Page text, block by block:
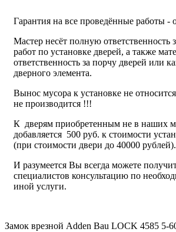
Гарантия на все проведённые работы -
Мастер несёт полную ответственность
работ по установке дверей, а также
ответственность за порчу дверей или
дверного элемента.
Вынос мусора к установке не
не производится !!!
К дверям приобретенным не в наших
добавляется 500 руб. к стоимости
(при стоимости двери до 40000 рублей).
И разумеется Вы всегда можете
специалистов консультацию по
иной услуги.
Замок врезной Adden Bau LOCK 4585 5-